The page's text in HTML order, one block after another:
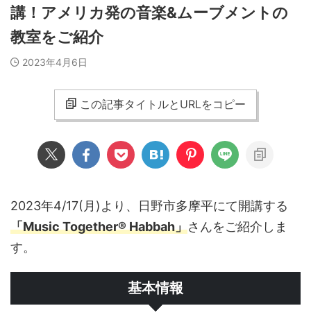
講！アメリカ発の音楽&ムーブメントの
教室をご紹介
2023年4月6日
この記事タイトルとURLをコピー
2023年4/17(月)より、日野市多摩平にて開講する
「Music Together® Habbah」さんをご紹介しま
す。
基本情報